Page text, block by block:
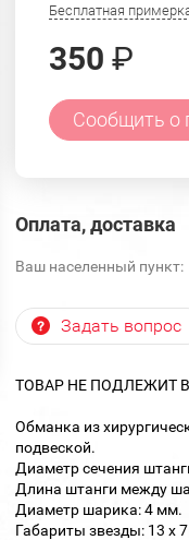
Бесплатная
350 ₽
Сообщить о
Оплата, доставка
Ваш населенный пункт:
Задать вопрос
ТОВАР НЕ ПОДЛЕЖИТ
Обманка из
подвеской.
Диаметр сечения
Длина штанги между
Диаметр шарика: 4 мм.
Габариты звезды: 13 х